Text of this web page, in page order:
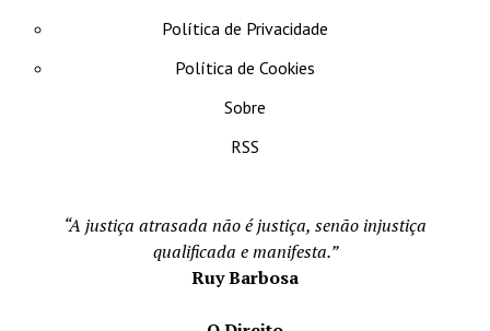
Política de Privacidade
Política de Cookies
Sobre
RSS
“A justiça atrasada não é justiça, senão injustiça
qualificada e manifesta.”
Ruy Barbosa